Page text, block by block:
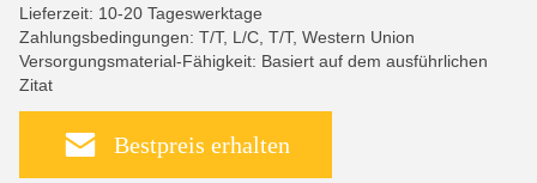
Lieferzeit: 10-20 Tageswerktage
Zahlungsbedingungen: T/T, L/C, T/T, Western Union
Versorgungsmaterial-Fähigkeit: Basiert auf dem ausführlichen
Zitat
Bestpreis erhalten